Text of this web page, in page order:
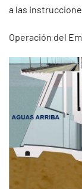
a las
Operación del